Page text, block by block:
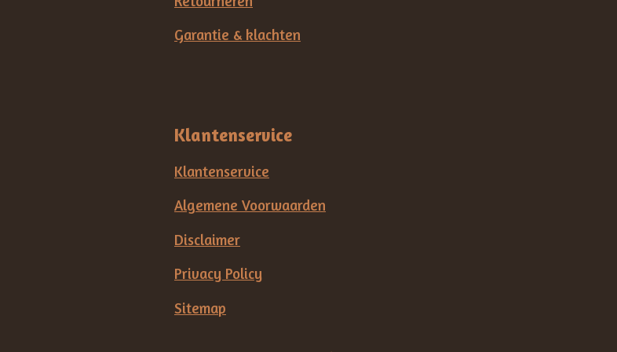
Garantie & klachten
Klantenservice
Klantenservice
Algemene Voorwaarden
Disclaimer
Privacy Policy
Sitemap